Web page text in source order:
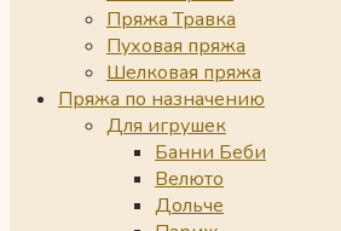
Пряжа Травка
Пуховая пряжа
Шелковая пряжа
Пряжа по назначению
Для игрушек
Банни Беби
Велюто
Дольче